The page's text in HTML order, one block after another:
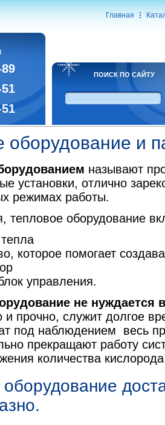
Главная
ПОИСК ПО САЙТУ
оборудование и
называют
установки, отлично
режимах работы.
тепловое оборудование
которое помогает
управления.
не нуждается
и прочно, служит долгое
под наблюдением весь
прекращают работу
количества